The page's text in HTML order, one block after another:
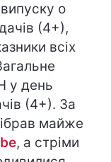
о
(4+),
всіх
у день
(4+). За
майже
, а стріми